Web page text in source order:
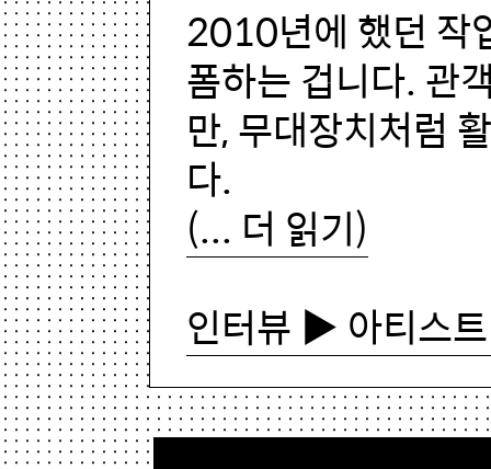
2010년에 했던 작
폼하는 겁니다. 관
만, 무대장치처럼
다.
(... 더 읽기)
인터뷰 ▶ 아티스